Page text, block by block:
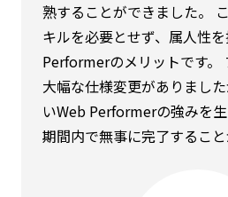
熟することができました。
キルを必要とせず、属人性
Performerのメリットです。
大幅な仕様変更がありまし
いWeb Performerの強みを
期間内で無事に完了すること